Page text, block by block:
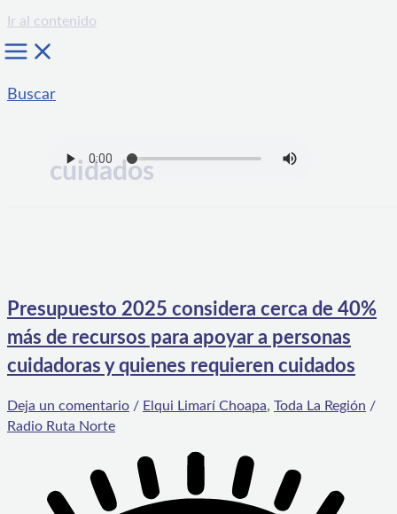
Ir al contenido
Buscar
cuidados
Presupuesto 2025 considera cerca de 40%
más de recursos para apoyar a personas
cuidadoras y quienes requieren cuidados
Deja un comentario / Elqui Limarí Choapa, Toda La Región /
Radio Ruta Norte